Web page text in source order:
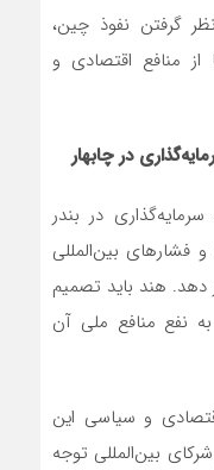
گرفتن نفوذ چین،
از منافع اقتصادی و
در چابهار
در بندر
فشارهای بین‌المللی
دهد. هند باید تصمیم
به نفع منافع ملی آن
و سیاسی این
بین‌المللی توجه